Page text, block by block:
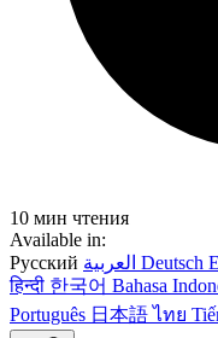
10 мин чтения
Available in:
Русский
Deutsch
हिन्दी 한국어 Bahasa
Português 日本語ไทย